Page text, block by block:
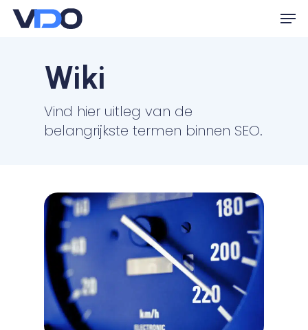
Skip
Wiki
Vind hier uitleg van de
belangrijkste termen binnen SEO.